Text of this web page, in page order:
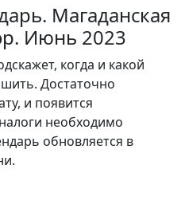
Магаданская
Июнь 2023
когда и какой
Достаточно
и появится
необходимо
обновляется в